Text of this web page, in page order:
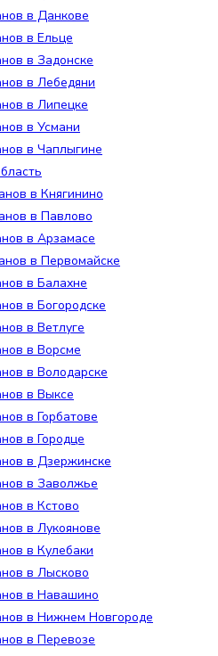
в Данкове
в Ельце
в Задонске
в Лебедяни
в Липецке
в Усмани
в Чаплыгине
в Княгинино
в Павлово
в Арзамасе
в Первомайске
в Балахне
в Богородске
в Ветлуге
в Ворсме
в Володарске
в Выксе
в Горбатове
в Городце
в Дзержинске
в Заволжье
в Кстово
в Лукоянове
в Кулебаки
в Лысково
в Навашино
в Нижнем Новгороде
в Перевозе